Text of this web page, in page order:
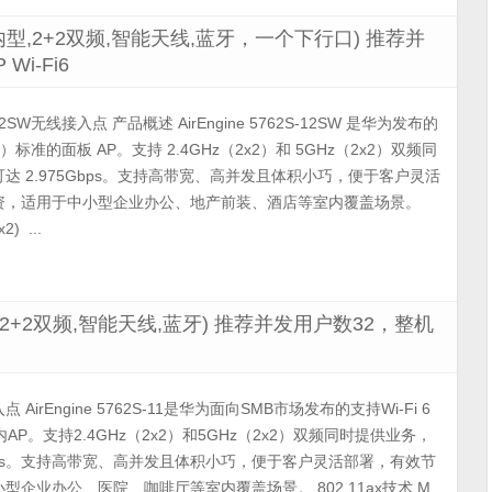
,2+2双频,智能天线,蓝牙，一个下行口) 推荐并
Wi-Fi6
无线接入点 产品概述 AirEngine 5762S-12SW 是华为发布的
标准的面板 AP。支持 2.4GHz（2x2）和 5GHz（2x2）双频同
2.975Gbps。支持高带宽、高并发且体积小巧，便于客户灵活
适用于中小型企业办公、地产前装、酒店等室内覆盖场景。
...
双频,智能天线,蓝牙) 推荐并发用户数32，整机
AirEngine 5762S-11是华为面向SMB市场发布的支持Wi-Fi 6
。支持2.4GHz（2x2）和5GHz（2x2）双频同时提供业务，
支持高带宽、高并发且体积小巧，便于客户灵活部署，有效节
企业办公、医院、咖啡厅等室内覆盖场景。 802.11ax技术 M